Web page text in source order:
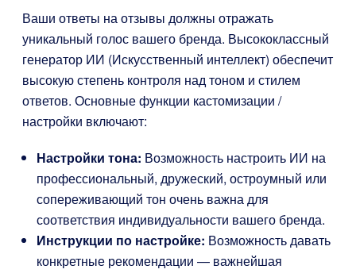
Ваши ответы на отзывы должны отражать
уникальный голос вашего бренда. Высококлассный
генератор ИИ (Искусственный интеллект) обеспечит
высокую степень контроля над тоном и стилем
ответов. Основные функции кастомизации /
настройки включают:
Настройки тона: Возможность настроить ИИ на
профессиональный, дружеский, остроумный или
сопереживающий тон очень важна для
соответствия индивидуальности вашего бренда.
Инструкции по настройке: Возможность давать
конкретные рекомендации — важнейшая